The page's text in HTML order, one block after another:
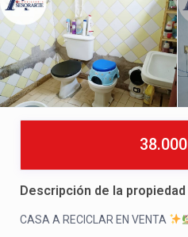
38.000
Descripción de la propiedad
CASA A RECICLAR EN VENTA